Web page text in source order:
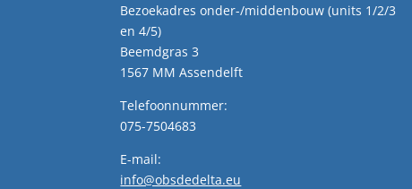
Bezoekadres onder-/middenbouw (units 1/2/3
en 4/5)
Beemdgras 3
1567 MM Assendelft
Telefoonnummer:
075-7504683
E-mail:
info@obsdedelta.eu